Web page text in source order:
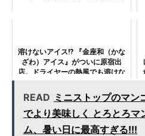
溶けないアイス!? 『金座和（かな
ざわ）アイス』がついに原宿出
店。ドライヤーの熱風でも溶けな
READ ミニストップのマン
でより美味しく とろとろマ
ム、暑い日に最高すぎる!!!